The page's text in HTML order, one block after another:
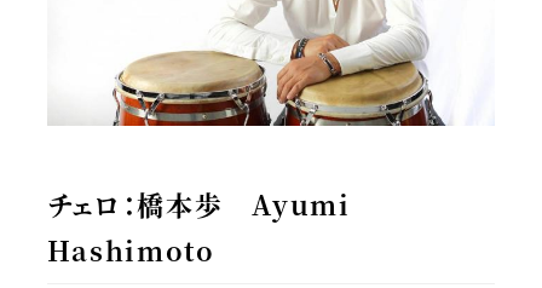
チェロ：橋本歩 Ayumi
Hashimoto